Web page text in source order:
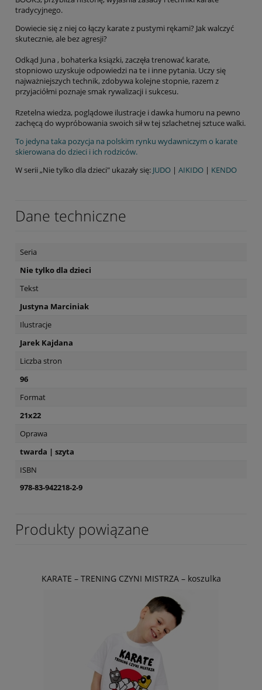
tradycyjnego.
Dowiecie się z niej co łączy karate z pustymi rękami? Jak walczyć
skutecznie, ale bez agresji?
Odkąd Juna , bohaterka ksiązki, zaczęła trenować karate,
stopniowo uzyskuje odpowiedzi na te i inne pytania. Uczy się
najważniejszych technik, zdobywa kolejne stopnie, razem z
przyjaciółmi poznaje smak rywalizacji i sukcesu.
Rzetelna wiedza, poglądowe ilustracje i dawka humoru na pewno
zachęcą do wypróbowania swoich sił w tej szlachetnej sztuce walki.
To jedyna taka pozycja na polskim rynku wydawniczym o karate
skierowana do dzieci i ich rodziców.
W serii „Nie tylko dla dzieci" ukazały się: JUDO | AIKIDO | KENDO
Dane techniczne
Seria
Nie tylko dla dzieci
Tekst
Justyna Marciniak
Ilustracje
Jarek Kajdana
Liczba stron
96
Format
21x22
Oprawa
twarda | szyta
ISBN
978-83-942218-2-9
Produkty powiązane
KARATE – TRENING CZYNI MISTRZA – koszulka